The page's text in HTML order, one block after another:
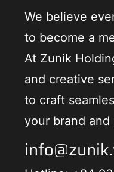
We believe
to become a
At Zunik
and creative
to craft
your brand